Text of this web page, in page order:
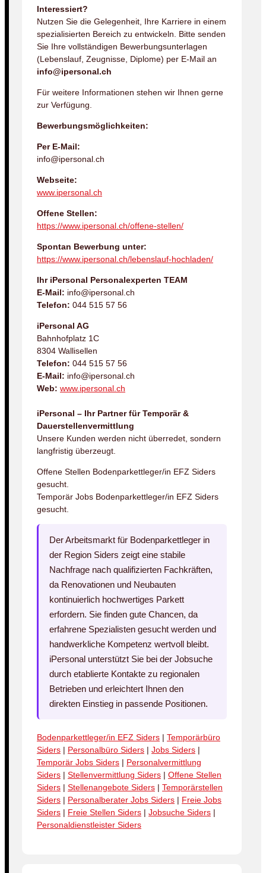
Interessiert?
Nutzen Sie die Gelegenheit, Ihre Karriere in einem
spezialisierten Bereich zu entwickeln. Bitte senden
Sie Ihre vollständigen Bewerbungsunterlagen
(Lebenslauf, Zeugnisse, Diplome) per E-Mail an
info@ipersonal.ch
Für weitere Informationen stehen wir Ihnen gerne
zur Verfügung.
Bewerbungsmöglichkeiten:
Per E-Mail:
info@ipersonal.ch
Webseite:
www.ipersonal.ch
Offene Stellen:
https://www.ipersonal.ch/offene-stellen/
Spontan Bewerbung unter:
https://www.ipersonal.ch/lebenslauf-hochladen/
Ihr iPersonal Personalexperten TEAM
E-Mail: info@ipersonal.ch
Telefon: 044 515 57 56
iPersonal AG
Bahnhofplatz 1C
8304 Wallisellen
Telefon: 044 515 57 56
E-Mail: info@ipersonal.ch
Web: www.ipersonal.ch
iPersonal – Ihr Partner für Temporär &
Dauerstellenvermittlung
Unsere Kunden werden nicht überredet, sondern
langfristig überzeugt.
Offene Stellen Bodenparkettleger/in EFZ Siders
gesucht.
Temporär Jobs Bodenparkettleger/in EFZ Siders
gesucht.
Der Arbeitsmarkt für Bodenparkett­leger in
der Region Siders zeigt eine stabile
Nachfrage nach qualifizierten Fachkräften,
da Renovationen und Neubauten
kontinuierlich hochwertiges Parkett
erfordern. Sie finden gute Chancen, da
erfahrene Spezialisten gesucht werden und
handwerkliche Kompetenz wertvoll bleibt.
iPersonal unterstützt Sie bei der Jobsuche
durch etablierte Kontakte zu regionalen
Betrieben und erleichtert Ihnen den
direkten Einstieg in passende Positionen.
Bodenparkettleger/in EFZ Siders | Temporärbüro
Siders | Personalbüro Siders | Jobs Siders |
Temporär Jobs Siders | Personalvermittlung
Siders | Stellenvermittlung Siders | Offene Stellen
Siders | Stellenangebote Siders | Temporärstellen
Siders | Personalberater Jobs Siders | Freie Jobs
Siders | Freie Stellen Siders | Jobsuche Siders |
Personaldienstleister Siders